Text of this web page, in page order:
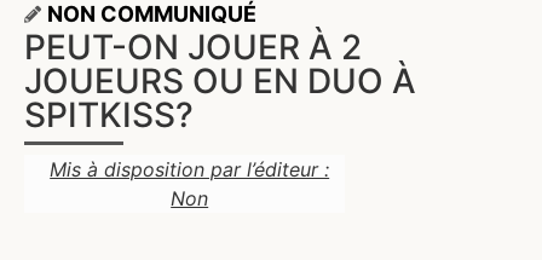
NON COMMUNIQUÉ
PEUT-ON JOUER À 2
JOUEURS OU EN DUO À
SPITKISS?
Mis à disposition par l’éditeur :
Non